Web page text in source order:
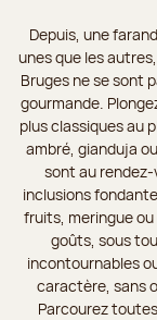
Depuis, une
unes que les
Bruges ne se sont
gourmande.
plus classiques au
ambré, gianduja
sont au
inclusions
fruits, meringue ou
goûts, sous
incontournables
caractère, sans
Parcourez